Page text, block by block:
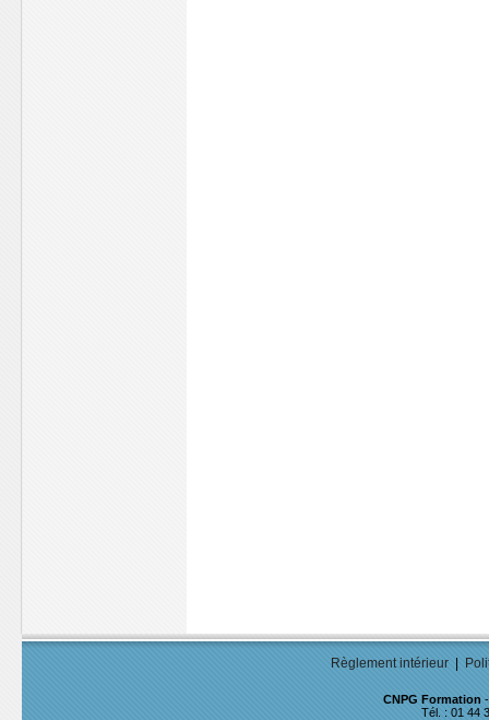
Règlement intérieur|
CNPG Formation
Tél. : 01 44